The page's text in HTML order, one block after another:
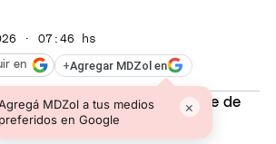
· 07:46 hs
+Agregar MDZol en
MDZol a tus medios
preferidos en Google
×
en